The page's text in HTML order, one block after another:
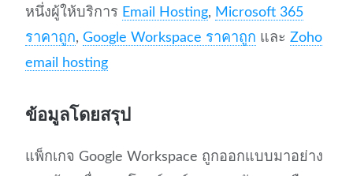
หนึ่งผู้ให้บริการ Email Hosting, Microsoft 365
ราคาถูก,Google Workspace ราคาถูก และZoho
email hosting
ข้อมูลโดยสรุป
แพ็กเกจ Google Workspace ถูกออกแบบมาอย่าง